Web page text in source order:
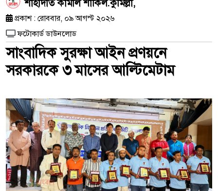
শাহাদাত কামাল শাকিল.কুমিল্লা,
প্রকাশ : রোববার, ০৯ আগস্ট ২০২৬
ফটোকার্ড ডাউনলোড
সাংবাদিক সুরক্ষা আইন প্রণয়নে
সরকারকে ৩ মাসের আল্টিমেটাম